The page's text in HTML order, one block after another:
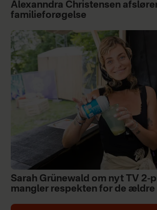
Alexanndra Christensen
familieforøgelse
Sarah Grünewald om nyt TV 2-
mangler respekten for de ældre